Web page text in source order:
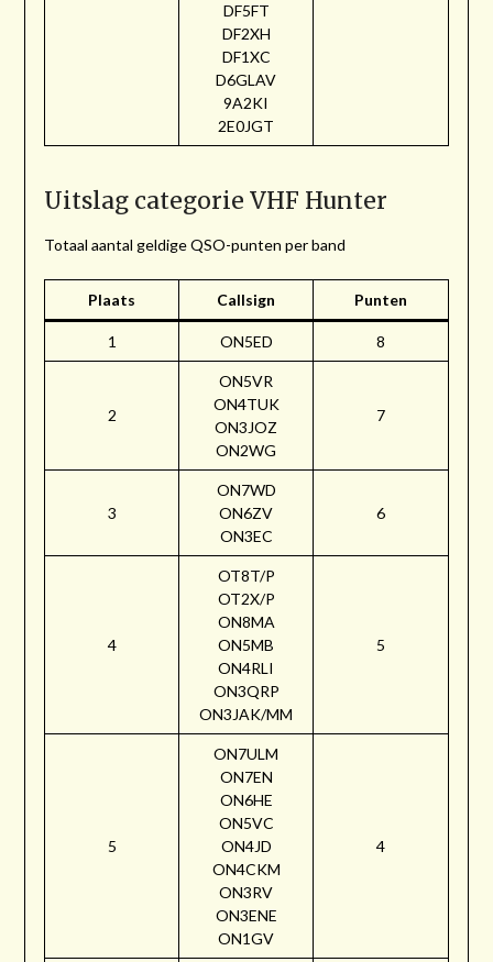
DF5FT
DF2XH
DF1XC
D6GLAV
9A2KI
2E0JGT
Uitslag categorie VHF Hunter
Totaal aantal geldige QSO-punten per band
Plaats Callsign Punten
1 ON5ED 8
2
ON5VR
ON4TUK
ON3JOZ
ON2WG
7
3
ON7WD
ON6ZV
ON3EC
6
4
OT8T/P
OT2X/P
ON8MA
ON5MB
ON4RLI
ON3QRP
ON3JAK/MM
5
5
ON7ULM
ON7EN
ON6HE
ON5VC
ON4JD
ON4CKM
ON3RV
ON3ENE
ON1GV
4